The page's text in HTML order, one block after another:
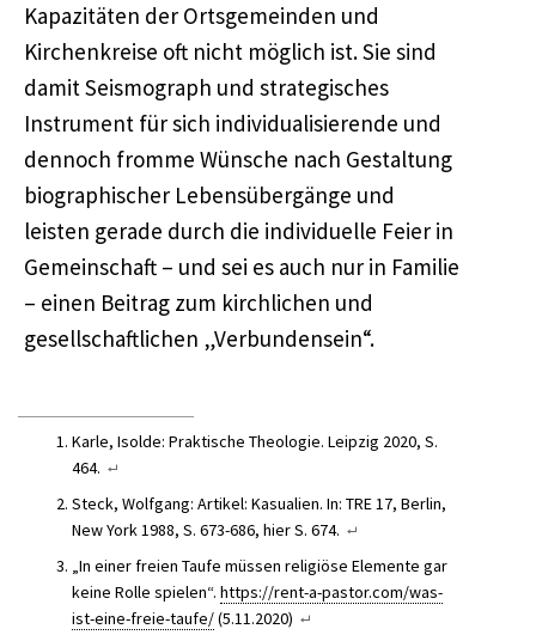
Kapazitäten der Ortsgemeinden und
Kirchenkreise oft nicht möglich ist. Sie sind
damit Seismograph und strategisches
Instrument für sich individualisierende und
dennoch fromme Wünsche nach Gestaltung
biographischer Lebensübergänge und
leisten gerade durch die individuelle Feier in
Gemeinschaft – und sei es auch nur in Familie
– einen Beitrag zum kirchlichen und
gesellschaftlichen „Verbundensein“.
Karle, Isolde: Praktische Theologie. Leipzig 2020, S.
464.
Steck, Wolfgang: Artikel: Kasualien. In: TRE 17, Berlin,
New York 1988, S. 673-686, hier S. 674.
„In einer freien Taufe müssen religiöse Elemente gar
keine Rolle spielen“. https://rent-a-pastor.com/was-
ist-eine-freie-taufe/(5.11.2020)